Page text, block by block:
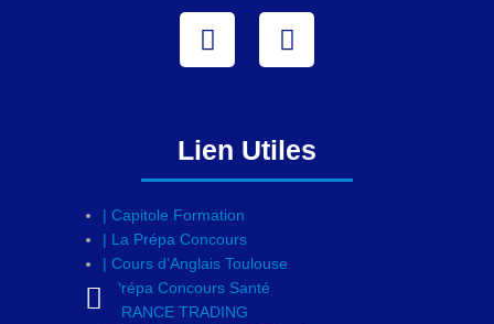
FacebookInstagram
Lien Utiles
| Capitole Formation
| La Prépa Concours
| Cours d’Anglais Toulouse
| Prépa Concours Santé
| FRANCE TRADING